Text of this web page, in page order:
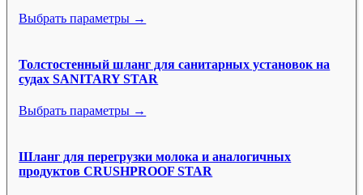
Выбрать параметры →
Толстостенный шланг для санитарных установок на
судах SANITARY STAR
Выбрать параметры →
Шланг для перегрузки молока и аналогичных
продуктов CRUSHPROOF STAR